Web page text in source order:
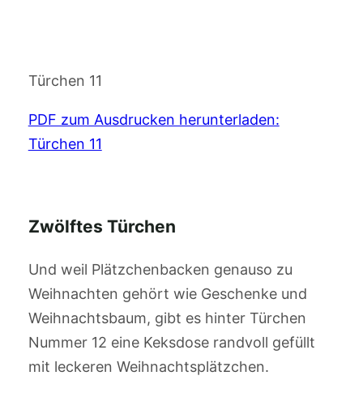
Türchen 11
PDF zum Ausdrucken herunterladen:
Türchen 11
Zwölftes Türchen
Und weil Plätzchenbacken genauso zu
Weihnachten gehört wie Geschenke und
Weihnachtsbaum, gibt es hinter Türchen
Nummer 12 eine Keksdose randvoll gefüllt
mit leckeren Weihnachtsplätzchen.